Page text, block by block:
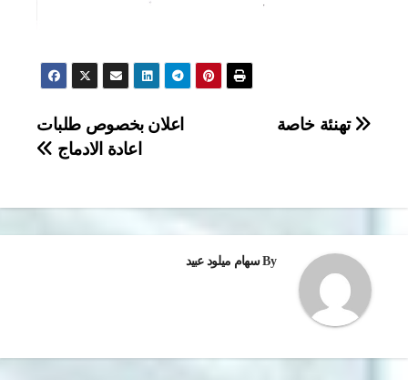
تصفّح
اعلان بخصوص طلبات
اعادة الادماج
تهنئة خاصة
By سهام ميلود عبيد